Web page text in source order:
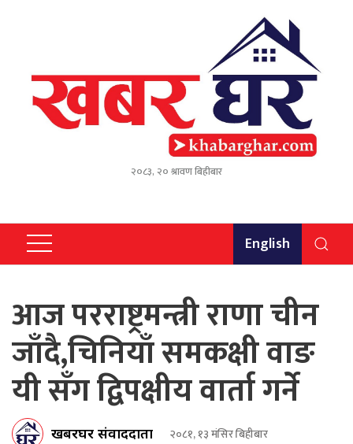
२०८३, २० श्रावण बिहीबार
English
आज परराष्ट्रमन्त्री राणा चीन
जाँदै,चिनियाँ समकक्षी वाङ
यी सँग द्विपक्षीय वार्ता गर्ने
खबरघर संवाददाता २०८१, १३ मंसिर बिहीबार